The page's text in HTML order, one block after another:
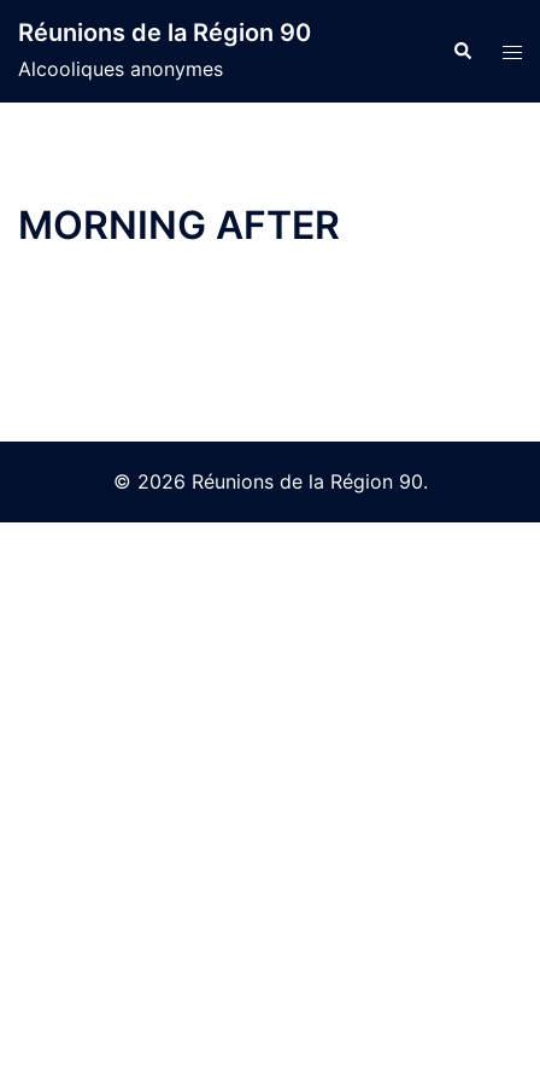
content
Réunions de la Région 90
Alcooliques anonymes
Search
MORNING AFTER
© 2026 Réunions de la Région 90.